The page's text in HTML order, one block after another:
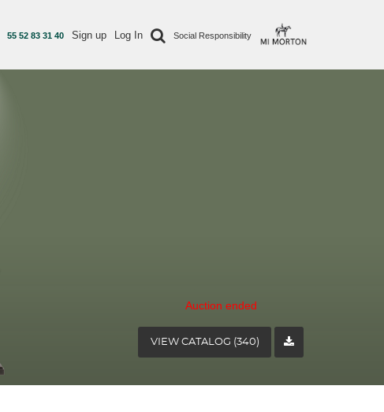
55 52 83 31 40 Sign up Log In Social Responsibility
Auction ended
VIEW CATALOG (340)